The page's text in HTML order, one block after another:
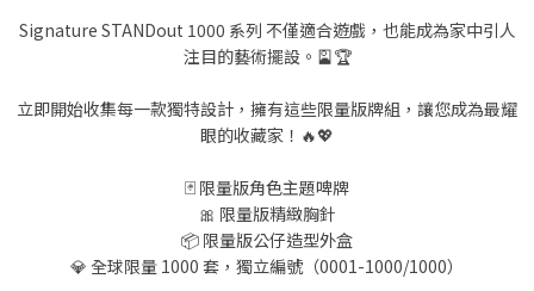
Signature STANDout 1000 系列 不僅適合遊戲，也能成為家中引人
注目的藝術擺設。🎴🏆
立即開始收集每一款獨特設計，擁有這些限量版牌組，讓您成為最耀
眼的收藏家！🔥💖
🃏 限量版角色主題啤牌
🎀 限量版精緻胸針
📦 限量版公仔造型外盒
💎 全球限量 1000 套，獨立編號（0001-1000/1000）